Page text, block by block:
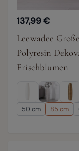
137,99 €
Leewadee
Polyresin
Frischblumen
50 cm 85 cm